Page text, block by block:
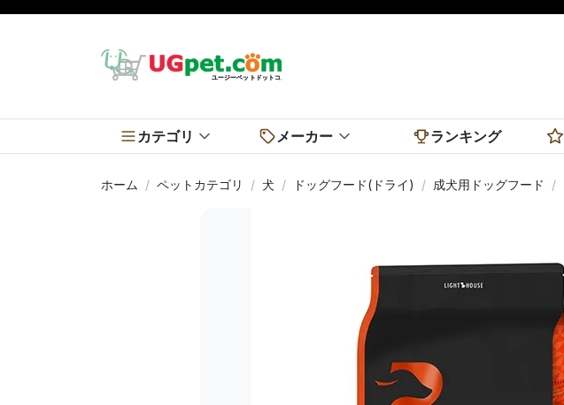
カテゴリ メーカー ランキング
ホーム ペットカテゴリ 犬 ドッグフード(ドライ) 成犬用ドッグフード